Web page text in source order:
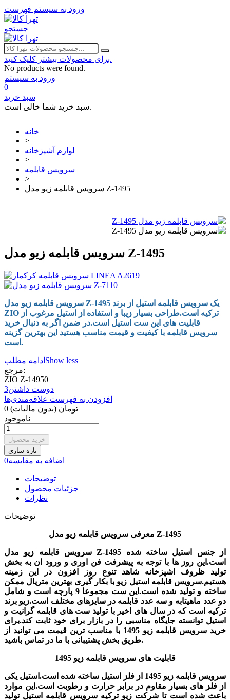
ورود به سیستم فهرست
جستجو
برای محصولات بیشتر کلیک کنید.
No products were found.
ورود به سیستم
0
سبد خرید
سبد خرید شما خالی است.
خانه
>
لوازم آشپزخانه
>
سرویس قابلمه
>
سرویس قابلمه زیو مدل Z-1495
سرویس قابلمه زیو مدل Z-1495
سرویس قابلمه زیو مدل Z-1495 یک سرویس قابلمه استیل از برند
ZIO ترکیه است.طراحی بسیار زیبا و استفاده از استیل مرغوب از
قابلیت های این ست استیل است.در ضمن اگر به دنبال خرید
سرویس قابلمه با کیفیت و قیمت مناسب هستید این بهترین گزینه
است.
ادامه مطلب Show less
مرجع:
ZIO Z-14950
دوست داشتن3
افزودن به فهرست علاقه‌مندی‌ها
0 تومان (بدون مالیات)
ناموجود
خرید محصول
اضافه به مقایسه0
توضیحات
جزئیات محصول
نظرات
توضیحات
معرفی سرویس قابلمه زیو مدل Z-1495
سرویس قابلمه زیو مدل Z-1495 از جنس استیل ساخته شده
است.این روز ها با توجه به پیشرفت فن اوری و ورود ان به بخش
تولید ظروف اشپزخانه شاهد تنوع روز افزون در این زمینه
هستیم.سرویس قابلمه استیل زیو با بکار گیری بهترین متریال ممکن
ساخته و تولید شده است.این ست مجموعا 9 پارچه است و شامل
دو عدد ماهیتابه و سه عدد قابلمه در سایزهای مختلف است.زیو برند
ترکیه است که در سال های اخیر با تولید ست های قابلمه گرانیت و
استیل توانسته جایگاه مناسبی را در بازار برای خود ثابت کند.برای
خرید سرویس قابلمه زیو 1495 با مناسب ترین قیمت می توانید از
طریق بخش پشتیبانی با ما در تماس باشید.
قابلیت های سرویس قابلمه زیو 1495
سرویس قابلمه زیو 1495 از فلز استیل ساخته شده است.استیل یکی
از فلز های بسیار مقاوم در برابر حرارت و رطوبت است.این موارد
باعث شده است تا شرکت زیو ترکیه سرویس قابلمه استیل تولید